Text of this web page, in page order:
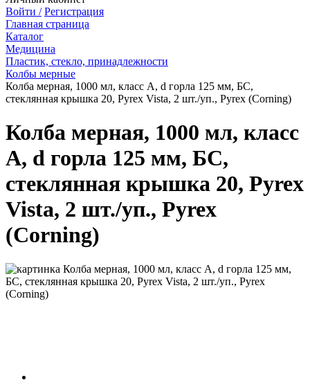
Войти / Регистрация
Главная страница
Каталог
Медицина
Пластик, стекло, принадлежности
Колбы мерные
Колба мерная, 1000 мл, класс А, d горла 125 мм, БС,
стеклянная крышка 20, Pyrex Vista, 2 шт./уп., Pyrex (Corning)
Колба мерная, 1000 мл, класс
А, d горла 125 мм, БС,
стеклянная крышка 20, Pyrex
Vista, 2 шт./уп., Pyrex
(Corning)